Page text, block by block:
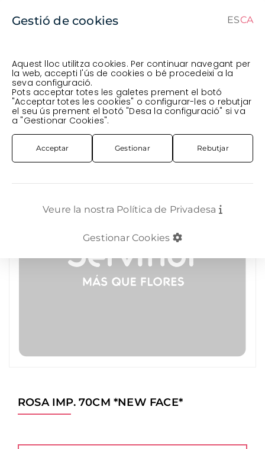
CAES
Comanda en curs (prevista per al) · Transportista
Veure comanda
FLOR TALLADA ROSA SUD-AMÈRICA ROSA IMP. 70CM *NEW FACE*
ROSA IMP. 70CM *NEW FACE*
Gestió de cookies ESCA
Aquest lloc utilitza cookies. Per continuar navegant per
la web, accepti l'ús de cookies o bé procedeixi a la
seva configuració.
Pots acceptar totes les galetes prement el botó
"Acceptar totes les cookies" o configurar-les o rebutjar
el seu ús prement el botó "Desa la configuració" si va
a "Gestionar Cookies".
Acceptar Gestionar Rebutjar
Veure la nostra Política de Privadesa
Gestionar Cookies